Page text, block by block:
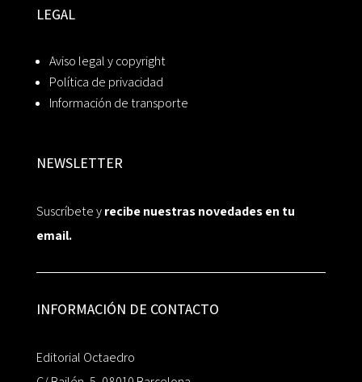
LEGAL
Aviso legal y copyright
Política de privacidad
Información de transporte
NEWSLETTER
Suscríbete yrecibe nuestras novedades en tu
email.
INFORMACIÓN DE CONTACTO
Editorial Octaedro